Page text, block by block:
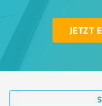
JETZT